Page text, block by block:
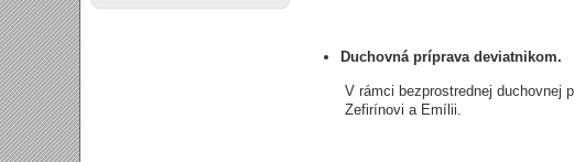
Duchovná príprava deviatnikom.
V rámci bezprostrednej duchovnej
Zefirínovi a Emílii.